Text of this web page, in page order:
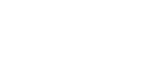
la gamme